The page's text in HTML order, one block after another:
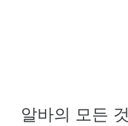
알바의 모든 것